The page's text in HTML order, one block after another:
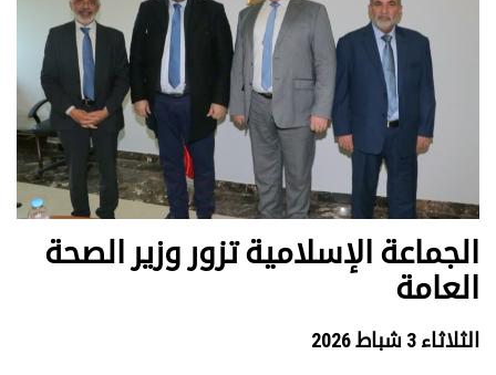
الجماعة الإسلامية تزور وزير الصحة
العامة
الثلاثاء 3 شباط 2026